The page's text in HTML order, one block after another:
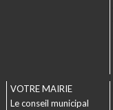
VOTRE MAIRIE
Le conseil municipal